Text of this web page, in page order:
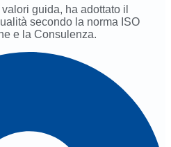
guida, ha adottato il
secondo la norma ISO
e la Consulenza.